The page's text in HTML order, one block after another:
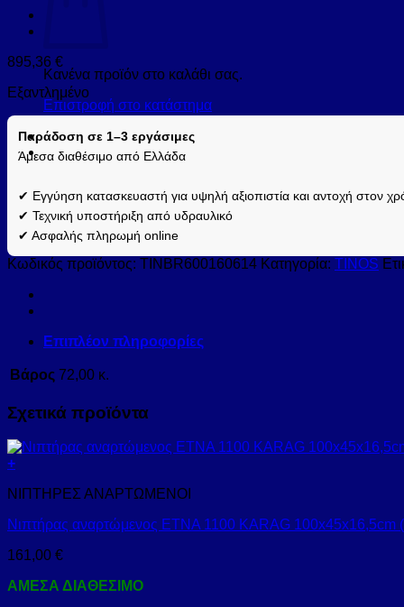
Κανένα προϊόν στο καλάθι σας.
Επιστροφή στο κατάστημα
895,36 €
Εξαντλημένο
Παράδοση σε 1–3 εργάσιμες
Άμεσα διαθέσιμο από Ελλάδα
✔ Εγγύηση κατασκευαστή για υψηλή αξιοπιστία και αντοχή στον
✔ Τεχνική υποστήριξη από υδραυλικό
✔ Ασφαλής πληρωμή online
Κωδικός προϊόντος: TINBR600160614 Κατηγορία: TINOS
Επιπλέον πληροφορίες
Βάρος 72,00 κ.
Σχετικά προϊόντα
+
ΝΙΠΤΗΡΕΣ ΑΝΑΡΤΩΜΕΝΟΙ
Νιπτήρας αναρτώμενος ETNA 1100 KARAG 100x45x16,5cm
161,00 €
ΑΜΕΣΑ ΔΙΑΘΕΣΙΜΟ